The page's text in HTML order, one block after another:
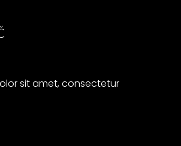
sit amet, consectetur